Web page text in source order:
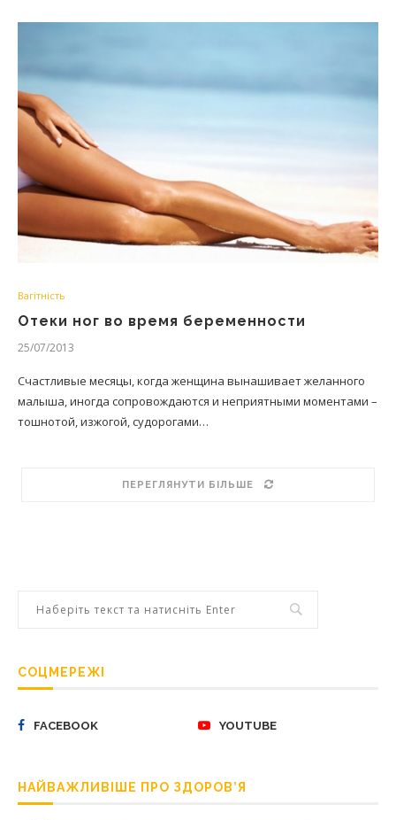
Вагітність
Отеки ног во время беременности
25/07/2013
Счастливые месяцы, когда женщина вынашивает желанного
малыша, иногда сопровождаются и неприятными моментами –
тошнотой, изжогой, судорогами…
ПЕРЕГЛЯНУТИ БІЛЬШЕ
СОЦМЕРЕЖІ
FACEBOOK YOUTUBE
НАЙВАЖЛИВІШЕ ПРО ЗДОРОВ’Я